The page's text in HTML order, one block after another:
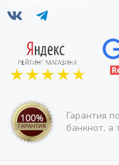
Гарантия
банкнот, а